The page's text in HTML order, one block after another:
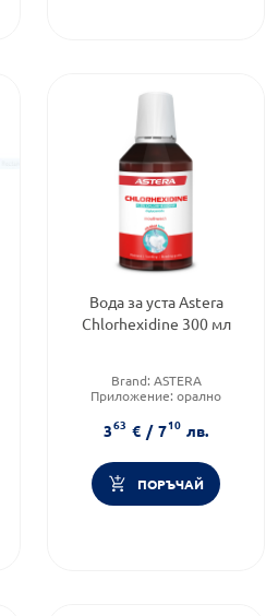
Вода за уста Astera
Chlorhexidine 300 мл
Brand: ASTERA
Приложение: орално
уста
363 € / 710 лв.
ПОРЪЧАЙ